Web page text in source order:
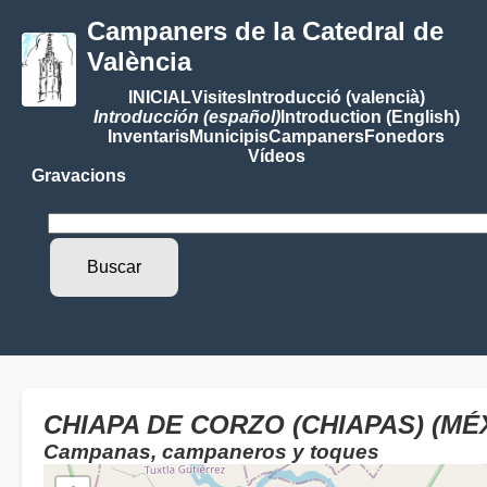
Campaners de la Catedral de
València
INICIALVisitesIntroducció (valencià)
Introducción (español)Introduction (English)
InventarisMunicipisCampanersFonedors
Vídeos
Gravacions
CHIAPA DE CORZO (CHIAPAS)
Campanas, campaneros y toques